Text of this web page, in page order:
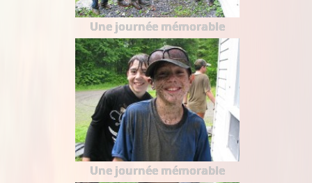
Une journée mémorable
Une journée mémorable